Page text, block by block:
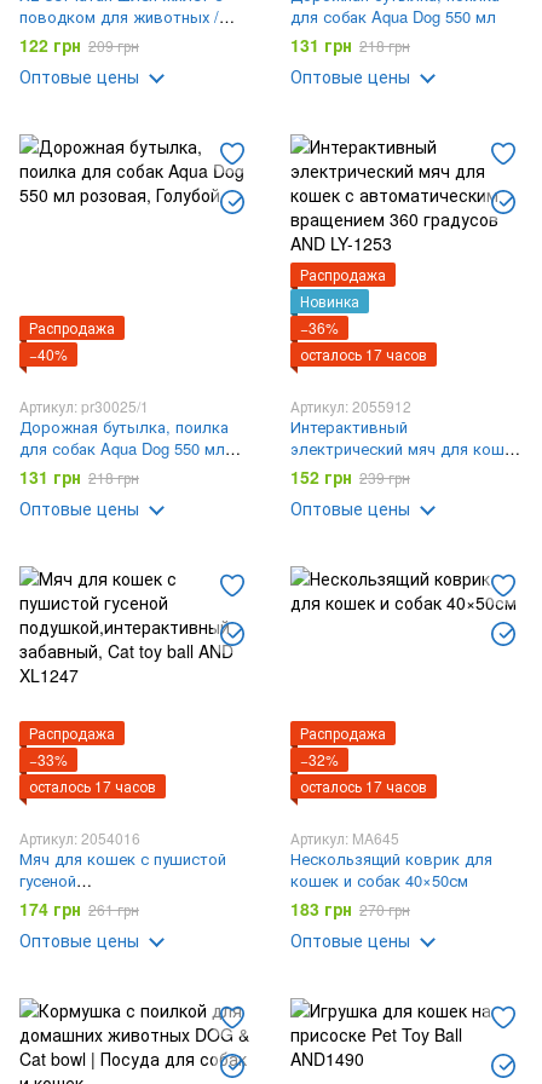
поводком для животных /
Регулируемый
нагрудник+поводок
122 грн 209 грн
Оптовые цены
для собак Aqua Dog 550 мл
131 грн 218 грн
Оптовые цены
Распродажа
−40%
Артикул: pr30025/1
Дорожная бутылка, поилка
для собак Aqua Dog 550 мл
розовая
131 грн 218 грн
Оптовые цены
Распродажа
Новинка
−36%
осталось 17 часов
Артикул: 2055912
Интерактивный
электрический мяч для кошек
с автоматическим вращением
360 градусов AND LY-1253
152 грн 239 грн
Оптовые цены
Распродажа
−33%
осталось 17 часов
Артикул: 2054016
Мяч для кошек с пушистой
гусеной
подушкой,интерактивный
забавный, Cat toy ball AND
XL1247
174 грн 261 грн
Оптовые цены
Распродажа
−32%
осталось 17 часов
Артикул: MA645
Нескользящий коврик для
кошек и собак 40×50см
183 грн 270 грн
Оптовые цены